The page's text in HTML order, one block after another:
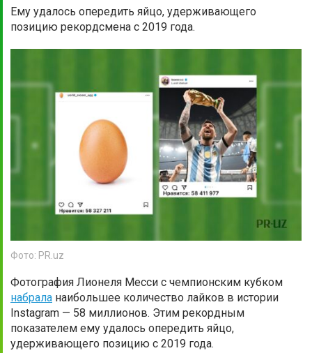
Ему удалось опередить яйцо, удерживающего
позицию рекордсмена с 2019 года.
Фото: PR.uz
Фотография Лионеля Месси с чемпионским кубком
набрала наибольшее количество лайков в истории
Instagram — 58 миллионов. Этим рекордным
показателем ему удалось опередить яйцо,
удерживающего позицию с 2019 года.